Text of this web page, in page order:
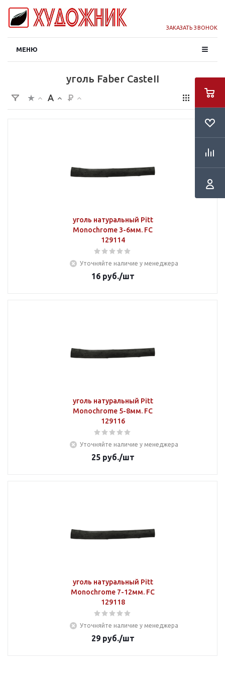
ЗАКАЗАТЬ ЗВОНОК
МЕНЮ
уголь Faber CasteII
уголь натуральный Pitt
Monochrome 3-6мм. FC
129114
Уточняйте наличие у менеджера
16руб./шт
уголь натуральный Pitt
Monochrome 5-8мм. FC
129116
Уточняйте наличие у менеджера
25руб./шт
уголь натуральный Pitt
Monochrome 7-12мм. FC
129118
Уточняйте наличие у менеджера
29руб./шт